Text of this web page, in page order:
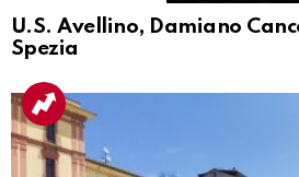
U.S. Avellino, Damiano
Spezia